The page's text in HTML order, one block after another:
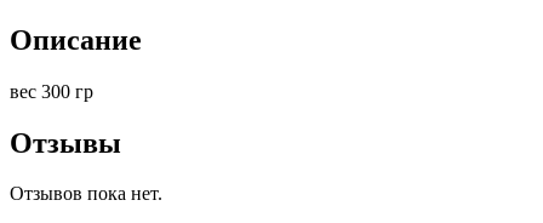
Описание
вес 300 гр
Отзывы
Отзывов пока нет.